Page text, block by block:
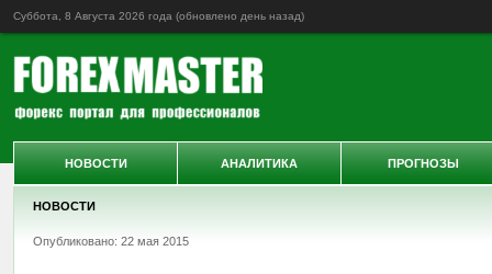
Суббота, 8 Августа 2026 года (обновлено день назад)
НОВОСТИ
Опубликовано: 22 мая 2015
НОВОСТИ АНАЛИТИКА ПРОГНОЗЫ